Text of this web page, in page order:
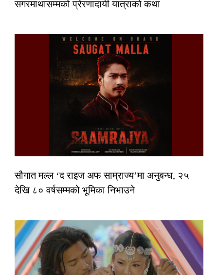
सगरमाथासम्मको प्रेरणादायी यात्राको कथा
सौगात मल्ल ‘द राइज अफ साम्राज्य’मा अनुबन्ध, २५
देखि ८० वर्षसम्मको भूमिका निभाउने